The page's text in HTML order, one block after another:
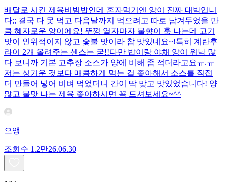
배달로 시킨 제육비빔밥인데 혼자먹기엔 양이 진짜 대박입니
다;; 결국 다 못 먹고 다음날까지 먹으려고 따로 남겨두었을 만
큼 혜자로운 양이에요! 뚜껑 열자마자 불향이 훅 나는데 고기
맛이 인위적이지 않고 숯불 맛이라 참 맛있네요~!특히 계란후
라이 2개 올려주는 센스는 굳!! ​다만 밥이랑 야채 양이 워낙 많
다 보니까 기본 고추장 소스가 양에 비해 좀 적더라고요ㅠ.ㅠ
저는 싱거운 것보다 매콤하게 먹는 걸 좋아해서 소스를 직접
더 만들어 넣어 비벼 먹었더니 간이 딱 맞고 맛있었습니다! 양
많고 불맛 나는 제육 좋아하시면 꼭 드셔보세요~^^
으앵
조회수 1.2만26.06.30